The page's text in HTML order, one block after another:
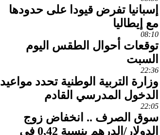
إسبانيا تفرض قيودا على حدودها
مع إيطاليا
08:10
توقعات أحوال الطقس اليوم
السبت
22:36
وزارة التربية الوطنية تحدد مواعيد
الدخول المدرسي القادم
22:05
سوق الصرف .. انخفاض زوج
الدولار/الدرهم بنسبة 0,42 في